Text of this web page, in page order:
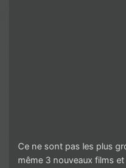
Ce ne sont pas les plus
même 3 nouveaux films